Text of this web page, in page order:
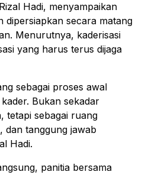
Hadi, menyampaikan
dipersiapkan secara matang
Menurutnya, kaderisasi
yang harus terus dijaga
sebagai proses awal
Bukan sekadar
tetapi sebagai ruang
dan tanggung jawab
Hadi.
panitia bersama